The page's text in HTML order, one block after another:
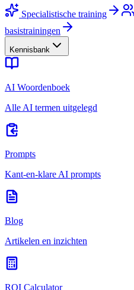
Specialistische training
basistrainingen
Kennisbank
AI Woordenboek
Alle AI termen uitgelegd
Prompts
Kant-en-klare AI prompts
Blog
Artikelen en inzichten
ROI Calculator